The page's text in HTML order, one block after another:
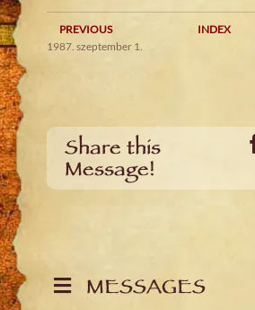
PREVIOUS INDEX
1987. szeptember 1.
Share this
Message!
MESSAGES